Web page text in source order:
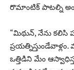
రొమాంటిక్ పాటల్ని
“మిథున్, నేను కలిసి
ఒత్తిడిని మేం